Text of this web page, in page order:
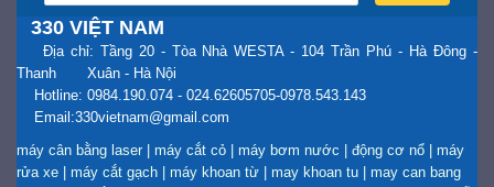
330 VIỆT NAM
Địa chỉ: Tầng 20 - Tòa Nhà WESTA - 104 Trần Phú - Hà Đông -
Thanh Xuân - Hà Nội
Hotline: 0984.190.074 - 024.62605705-0978.543.143
Email:330vietnam@gmail.com
máy cân bằng laser | máy cắt cỏ | máy bơm nước | động cơ nổ | máy
rửa xe | máy cắt gạch | máy khoan từ | may khoan tu | may can bang